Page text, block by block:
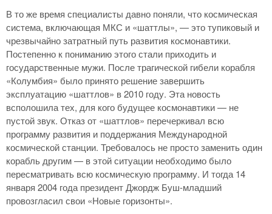
В то же время специалисты давно поняли, что космическая
система, включающая МКС и «шаттлы», — это тупиковый и
чрезвычайно затратный путь развития космонавтики.
Постепенно к пониманию этого стали приходить и
государственные мужи. После трагической гибели корабля
«Колумбия» было принято решение завершить
эксплуатацию «шаттлов» в 2010 году. Эта новость
всполошила тех, для кого будущее космонавтики — не
пустой звук. Отказ от «шаттлов» перечеркивал всю
программу развития и поддержания Международной
космической станции. Требовалось не просто заменить один
корабль другим — в этой ситуации необходимо было
пересматривать всю космическую программу. И тогда 14
января 2004 года президент Джордж Буш-младший
провозгласил свои «Новые горизонты».